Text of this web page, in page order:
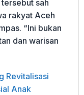
sah
rakyat Aceh
“Ini bukan
dan warisan
Revitalisasi
Anak